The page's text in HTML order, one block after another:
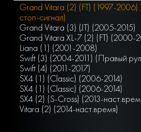
Grand Vitara (2) (FT) (1997-
стоп-сигнал)
Grand Vitara (3) (JT) (2005-2015)
Grand Vitara XL-7 (2) (FT) (2000-
Liana (1) (2001-2008)
Swift (3) (2004-2011) (Правый
Swift (4) (2011-2017)
SX4 (1) (Classic) (2006-2014)
SX4 (1) (Classic) (2006-2014)
SX4 (2) (S-Cross) (2013-
Vitara (2) (2014-наст.время)